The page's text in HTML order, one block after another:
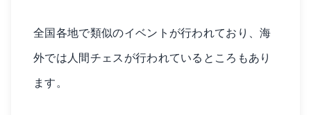
全国各地で類似のイベントが行われており、海
外では人間チェスが行われているところもあり
ます。